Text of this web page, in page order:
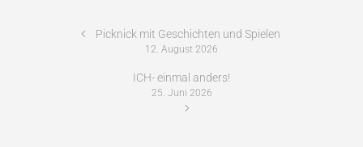
Picknick mit Geschichten und Spielen
12. August 2026
ICH- einmal anders!
25. Juni 2026